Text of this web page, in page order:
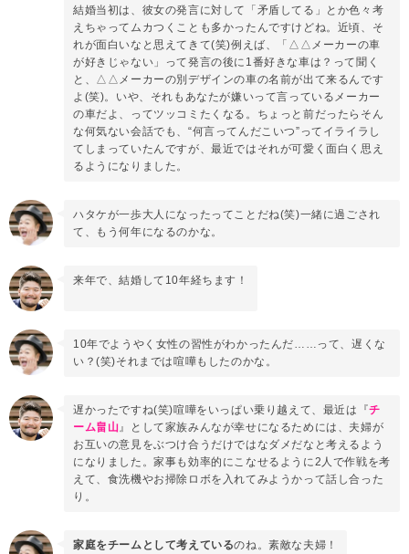
結婚当初は、彼女の発言に対して「矛盾してる」とか色々考
えちゃってムカつくことも多かったんですけどね。近頃、そ
れが面白いなと思えてきて(笑)例えば、「△△メーカーの車
が好きじゃない」って発言の後に1番好きな車は？って聞く
と、△△メーカーの別デザインの車の名前が出て来るんです
よ(笑)。いや、それもあなたが嫌いって言っているメーカー
の車だよ、ってツッコミたくなる。ちょっと前だったらそん
な何気ない会話でも、“何言ってんだこいつ”ってイライラし
てしまっていたんですが、最近ではそれが可愛く面白く思え
るようになりました。
ハタケが一歩大人になったってことだね(笑)一緒に過ごされ
て、もう何年になるのかな。
来年で、結婚して10年経ちます！
10年でようやく女性の習性がわかったんだ……って、遅くな
い？(笑)それまでは喧嘩もしたのかな。
遅かったですね(笑)喧嘩をいっぱい乗り越えて、最近は『チ
ーム畠山 』として家族みんなが幸せになるためには、夫婦が
お互いの意見をぶつけ合うだけではなダメだなと考えるよう
になりました。家事も効率的にこなせるように2人で作戦を考
えて、食洗機やお掃除ロボを入れてみようかって話し合った
り。
家庭をチームとして考えているのね。素敵な夫婦！